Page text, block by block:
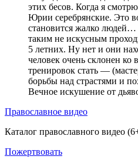
этих бесов. Когда я
Юрии серебрянские. Это
становится жалко
таким не искусным
5 летних. Ну нет и они
человек очень склонен ко
тренировок стать —
борьбы над страстями и
Вечное искушение от
Православное видео
Каталог православного видео
Пожертвовать